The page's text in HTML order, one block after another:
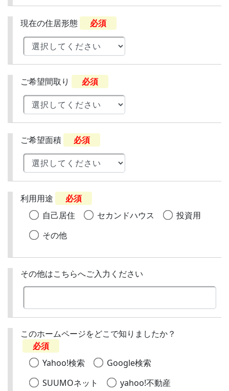
現在の住居形態 必須
ご希望間取り 必須
ご希望面積 必須
利用用途
必須
自己居住
セカンドハウス
投資用
その他
その他はこちらへご入力ください
このホームページをどこで知りましたか？
必須
Yahoo!検索
Google検索
SUUMOネット
yahoo!不動産